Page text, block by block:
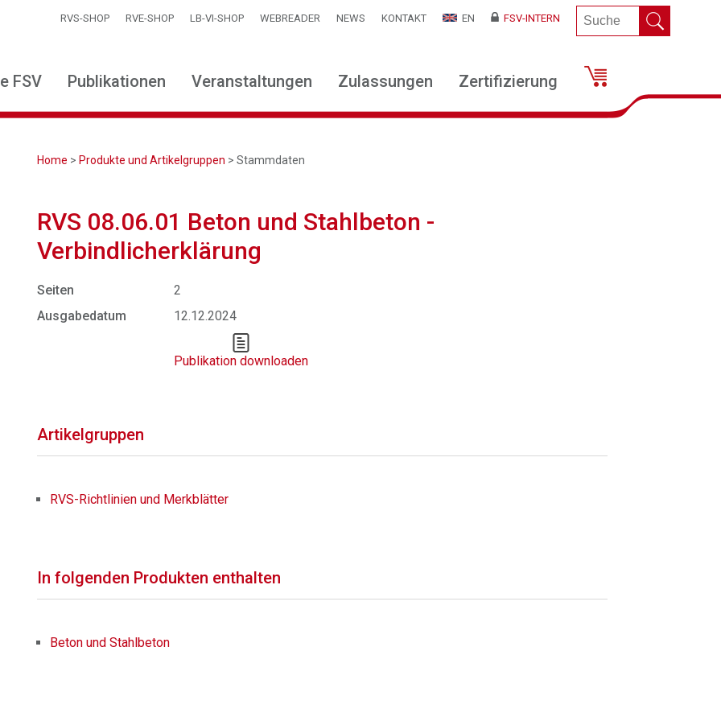
RVS-SHOP RVE-SHOP LB-VI-SHOP WEBREADER NEWS KONTAKT EN FSV-INTERN
FSV Publikationen Veranstaltungen Zulassungen Zertifizierung
Home > Produkte und Artikelgruppen > Stammdaten
RVS 08.06.01 Beton und Stahlbeton -
Verbindlicherklärung
Seiten
2
Ausgabedatum
12.12.2024
Publikation downloaden
Artikelgruppen
RVS-Richtlinien und Merkblätter
In folgenden Produkten enthalten
Beton und Stahlbeton